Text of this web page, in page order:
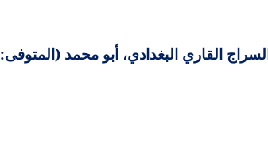
القاري البغدادي، أبو محمد (المتوفى: 500هـ)